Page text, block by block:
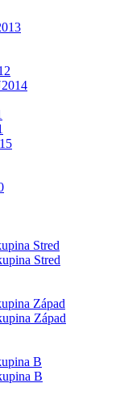
Stred
Stred
Západ
Západ
B
B